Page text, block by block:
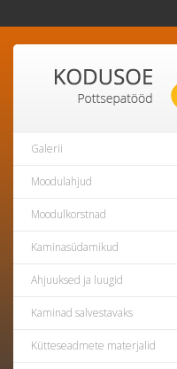
Galerii
Moodulahjud
Moodulkorstnad
Kaminasüdamikud
Ahjuuksed ja luugid
Kaminad salvestavaks
Kütteseadmete materjalid